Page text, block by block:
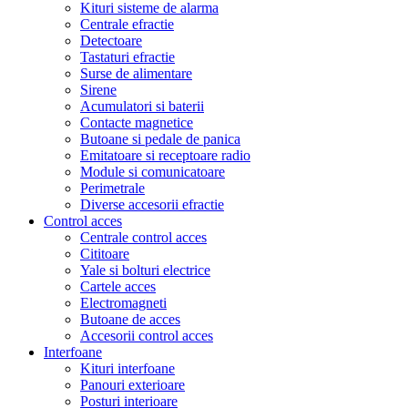
Kituri sisteme de alarma
Centrale efractie
Detectoare
Tastaturi efractie
Surse de alimentare
Sirene
Acumulatori si baterii
Contacte magnetice
Butoane si pedale de panica
Emitatoare si receptoare radio
Module si comunicatoare
Perimetrale
Diverse accesorii efractie
Control acces
Centrale control acces
Cititoare
Yale si bolturi electrice
Cartele acces
Electromagneti
Butoane de acces
Accesorii control acces
Interfoane
Kituri interfoane
Panouri exterioare
Posturi interioare